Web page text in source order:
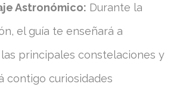
Astronómico: Durante la
el guía te enseñará a
principales constelaciones y
contigo curiosidades